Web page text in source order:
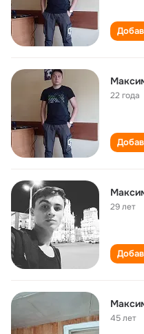
22 года
29 лет
45 лет